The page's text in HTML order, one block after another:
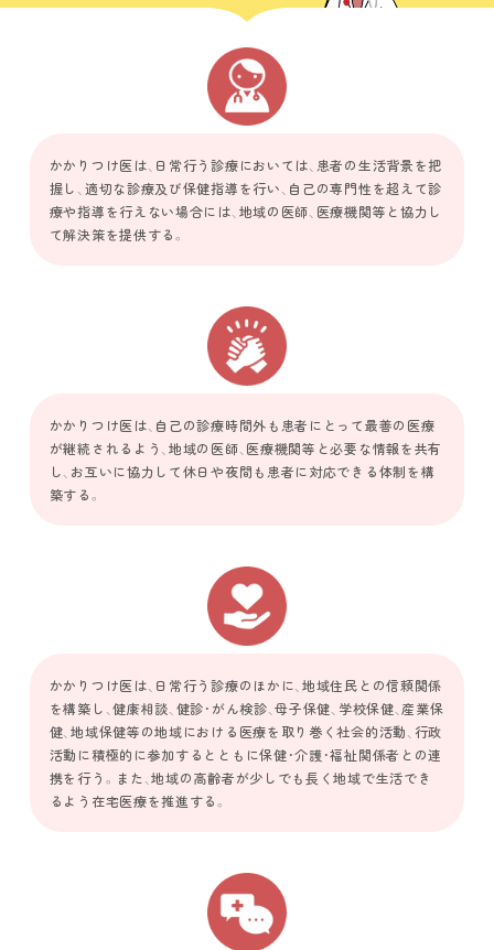
かかりつけ医は、日常行う診療においては、患者の生活背景を把
握し、適切な診療及び保健指導を行い、自己の専門性を超えて診
療や指導を行えない場合には、地域の医師、医療機関等と協力し
て解決策を提供する。
かかりつけ医は、自己の診療時間外も患者にとって最善の医療
が継続されるよう、地域の医師、医療機関等と必要な情報を共有
し、お互いに協力して休日や夜間も患者に対応できる体制を構
築する。
かかりつけ医は、日常行う診療のほかに、地域住民との信頼関係
を構築し、健康相談、健診・がん検診、母子保健、学校保健、産業保
健、地域保健等の地域における医療を取り巻く社会的活動、行政
活動に積極的に参加するとともに保健・介護・福祉関係者との連
携を行う。また、地域の高齢者が少しでも長く地域で生活でき
るよう在宅医療を推進する。